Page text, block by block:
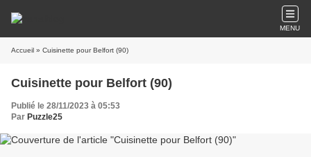
MENU
Accueil » Cuisinette pour Belfort (90)
Cuisinette pour Belfort (90)
Publié le 28/11/2023 à 05:53
Par Puzzle25